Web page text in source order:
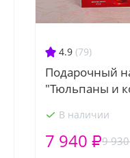
4.9 (79)
Подарочный
"Тюльпаны и
В наличии
9
7 940 ₽